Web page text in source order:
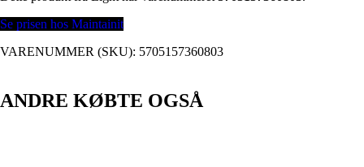
Se prisen hos Maintainit
VARENUMMER (SKU): 5705157360803
ANDRE KØBTE OGSÅ